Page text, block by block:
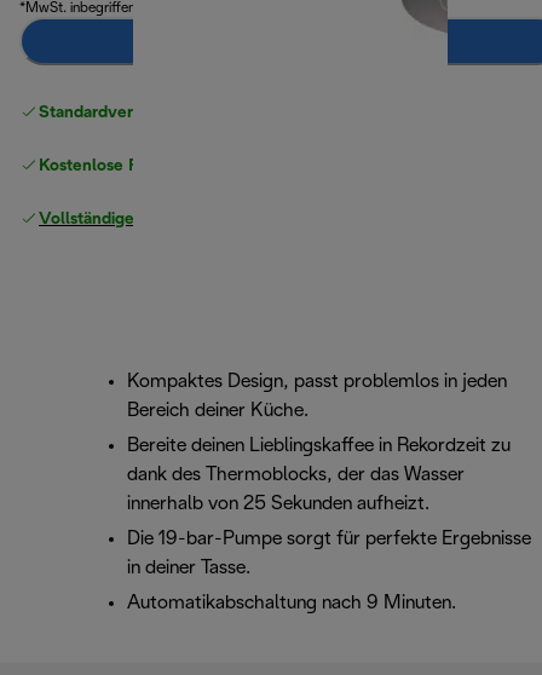
*MwSt. inbegriffen
Standardversand kostenlos
Kostenlose Rücksendungen
Vollständige Herstellergarantie
Kompaktes Design, passt problemlos in jeden
Bereich deiner Küche.
Bereite deinen Lieblingskaffee in Rekordzeit zu
dank des Thermoblocks, der das Wasser
innerhalb von 25 Sekunden aufheizt.
Die 19-bar-Pumpe sorgt für perfekte Ergebnisse
in deiner Tasse.
Automatikabschaltung nach 9 Minuten.